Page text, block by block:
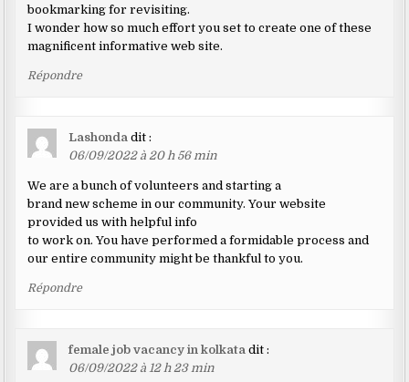
bookmarking for revisiting.
I wonder how so much effort you set to create one of these
magnificent informative web site.
Répondre
Lashonda dit :
06/09/2022 à 20 h 56 min
We are a bunch of volunteers and starting a
brand new scheme in our community. Your website
provided us with helpful info
to work on. You have performed a formidable process and
our entire community might be thankful to you.
Répondre
female job vacancy in kolkata dit :
06/09/2022 à 12 h 23 min